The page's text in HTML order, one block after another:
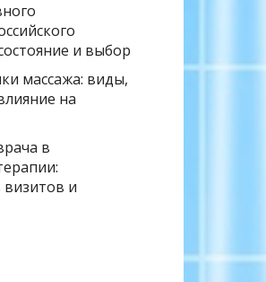
и выбор
массажа: виды,
на
в
и